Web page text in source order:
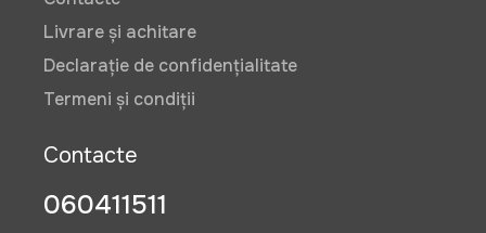
Livrare și achitare
Declarație de confidențialitate
Termeni și condiții
Contacte
060411511